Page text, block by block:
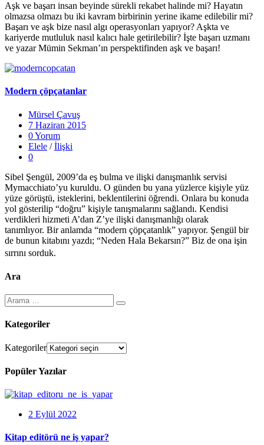
Aşk ve başarı insan beyinde sürekli rekabet halinde mi? Hayatın
olmazsa olmazı bu iki kavram birbirinin yerine ikame edilebilir mi?
Başarı ve aşk bize nasıl algı operasyonları yapıyor? Aşkta ve
kariyerde mutluluk nasıl kalıcı hale getirilebilir? İşte başarı uzmanı
ve yazar Mümin Sekman’ın perspektifinden aşk ve başarı!
Modern çöpçatanlar
Mürsel Çavuş
7 Haziran 2015
0 Yorum
Elele /İlişki
0
Sibel Şengül, 2009’da eş bulma ve ilişki danışmanlık servisi
Mymacchiato’yu kuruldu. O günden bu yana yüzlerce kişiyle yüz
yüze görüştü, isteklerini, beklentilerini öğrendi. Onlara bu konuda
yol gösterilip “doğru” kişiyle tanışmalarını sağlandı. Kendisi
verdikleri hizmeti A’dan Z’ye ilişki danışmanlığı olarak
tanımlıyor. Bir anlamda “modern çöpçatanlık” yapıyor. Şengül bir
de bunun kitabını yazdı; “Neden Hala Bekarsın?” Biz de ona işin
sırrını sorduk.
Ara
Kategoriler
Kategoriler
Popüler Yazılar
2 Eylül 2022
Kitap editörü ne iş yapar?